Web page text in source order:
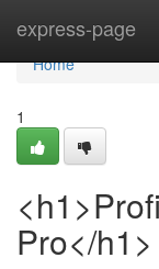
express-page
Home
Home
1
Pro</h1>